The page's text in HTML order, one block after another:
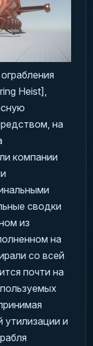
Heist],
на
компании
сводки
из
на
со всей
почти на
утилизации и